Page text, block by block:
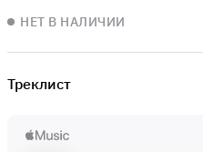
НЕТ В НАЛИЧИИ
Треклист